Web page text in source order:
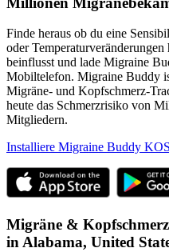
Finde heraus ob du eine
oder
beinflusst und lade Migraine
Mobiltelefon. Migraine Buddy
Migräne- und Kopfschmerz-
heute das Schmerzrisiko von
Mitgliedern.
Installiere Migraine Buddy
Migräne &
in Alabama, United